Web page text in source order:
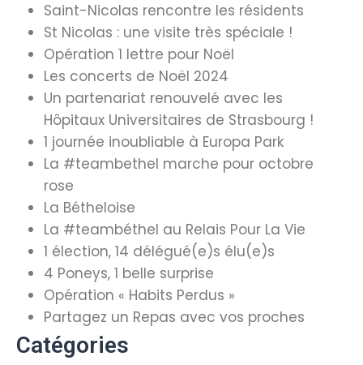
Saint-Nicolas rencontre les résidents
St Nicolas : une visite très spéciale !
Opération 1 lettre pour Noël
Les concerts de Noël 2024
Un partenariat renouvelé avec les
Hôpitaux Universitaires de Strasbourg !
1 journée inoubliable à Europa Park
La #teambethel marche pour octobre
rose
La Bétheloise
La #teambéthel au Relais Pour La Vie
1 élection, 14 délégué(e)s élu(e)s
4 Poneys, 1 belle surprise
Opération « Habits Perdus »
Partagez un Repas avec vos proches
Catégories